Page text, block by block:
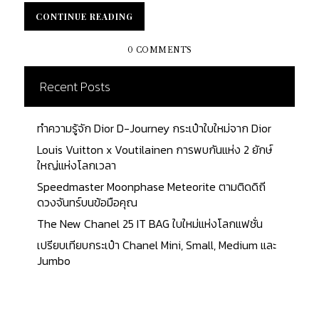
สินค้าแบรนด์เนมจึงเป็นสิ่งสำคัญ บทความนี้จะ
รวบรวมเคล็ดลับการดูแลรักษาแบรนด์เนมที่มี
ประสิทธิภาพไว้เป็นข้อๆ ดังนี้ การดูแลรักษาสินค้าแบ
รนด์เนม 1. การเก็บรักษาในที่เหมาะสม เก็บสินค้าในถุง
ผ้าหรือกล่องที่มาพร้อมสินค้าเพื่อป้องกันฝุ่น และ
ความชื้น หลีกเลี่ยงการเก็บในที่ที่มีแสงแดด หรือ ความ
ร้อนโดยตรง ซึ่งอาจทำให้สีซีดหรือวัสดุเสื่อมสภาพ 2.
การทำความสะอาดที่ถูกต้อง ใช้ผ้าสะอาด และนุ่มในการ
เช็ดฝุ่น และคราบสกปรกเบื้องต้น สำหรับกระเป๋าหนัง
ควรใช้น้ำยาทำความสะอาดหนังโดยเฉพาะ และหลีกเลี่ยง
การใช้น้ำ หรือ แอลกอฮอล์ ในส่วนของเครื่องประดับ
ควรใช้ผ้าขัดเงาที่ออกแบบมาสำหรับโลหะ หรือ เพชร
พลอย 3. การป้องกันความเสียหายจากการใช้งาน หลีก
เลี่ยงการใส่ของหนักเกินไปในกระเป๋า เพื่อป้องกันการ
เสียรูปทรง คุณสามารถใช้แผ่นกันรอยสำหรับอะไหล่
กระเป๋า หรือ หน้าปัดนาฬิกาที่ต้องการซื้อไว้ลงทุนโดย
CONTINUE READING
CONTINUE READING
0 COMMENTS
Recent Posts
ทำความรู้จัก Dior D-Journey กระเป๋าใบใหม่จาก Dior
Louis Vuitton x Voutilainen การพบกันแห่ง 2 ยักษ์
ใหญ่แห่งโลกเวลา
Speedmaster Moonphase Meteorite ตามติดดิถี
ดวงจันทร์บนข้อมือคุณ
The New Chanel 25 IT BAG ใบใหม่แห่งโลกแฟชั่น
เปรียบเทียบกระเป๋า Chanel Mini, Small, Medium และ
Jumbo